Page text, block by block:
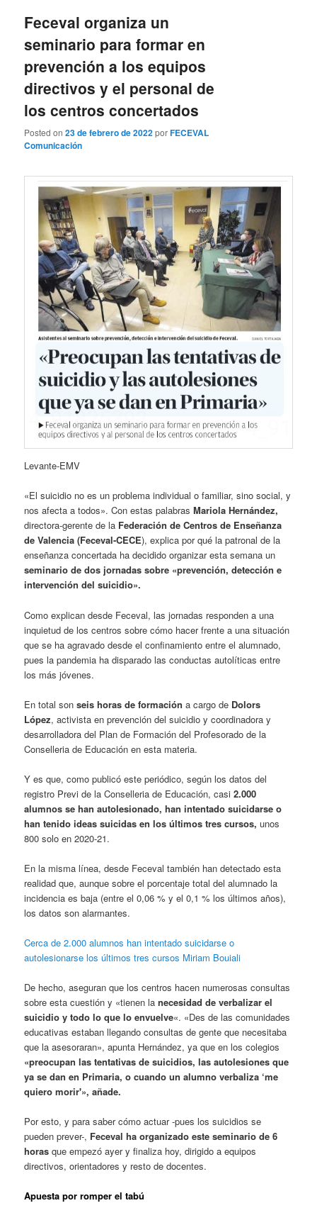
Feceval organiza un
seminario para formar en
prevención a los equipos
directivos y el personal de
los centros concertados
Posted on23 de febrero de 2022porFECEVAL
Comunicación
Levante-EMV
«El suicidio no es un problema individual o familiar, sino social, y
nos afecta a todos». Con estas palabras Mariola Hernández,
directora-gerente de la Federación de Centros de Enseñanza
de Valencia (Feceval-CECE), explica por qué la patronal de la
enseñanza concertada ha decidido organizar esta semana un
seminario de dos jornadas sobre «prevención, detección e
intervención del suicidio».
Como explican desde Feceval, las jornadas responden a una
inquietud de los centros sobre cómo hacer frente a una situación
que se ha agravado desde el confinamiento entre el alumnado,
pues la pandemia ha disparado las conductas autolíticas entre
los más jóvenes.
En total sonseis horas de formación a cargo de Dolors
López, activista en prevención del suicidio y coordinadora y
desarrolladora del Plan de Formación del Profesorado de la
Conselleria de Educación en esta materia.
Y es que, como publicó este periódico, según los datos del
registro Previ de la Conselleria de Educación, casi2.000
alumnos se han autolesionado, han intentado suicidarse o
han tenido ideas suicidas en los últimos tres cursos, unos
800 solo en 2020-21.
En la misma línea, desde Feceval también han detectado esta
realidad que, aunque sobre el porcentaje total del alumnado la
incidencia es baja (entre el 0,06 % y el 0,1 % los últimos años),
los datos son alarmantes.
Cerca de 2.000 alumnos han intentado suicidarse o
autolesionarse los últimos tres cursos Miriam Bouiali
De hecho, aseguran que los centros hacen numerosas consultas
sobre esta cuestión y «tienen la necesidad de verbalizar el
suicidio y todo lo que lo envuelve«. «Des de las comunidades
educativas estaban llegando consultas de gente que necesitaba
que la asesoraran», apunta Hernández, ya que en los colegios
«preocupan las tentativas de suicidios, las autolesiones que
ya se dan en Primaria, o cuando un alumno verbaliza ‘me
quiero morir'», añade.
Por esto, y para saber cómo actuar -pues los suicidios se
pueden prever-, Feceval ha organizado este seminario de 6
horasque empezó ayer y finaliza hoy, dirigido a equipos
directivos, orientadores y resto de docentes.
Apuesta por romper el tabú